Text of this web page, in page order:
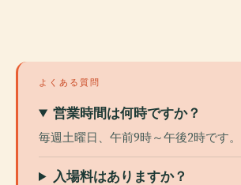
よくある質問
営業時間は何時ですか？
毎週土曜日、午前9時～午後2時です。
入場料はありますか？